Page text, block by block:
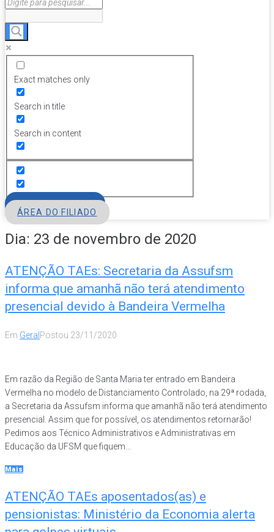
Exact matches only
Search in title
Search in content
ÁREA DO FILIADO
Dia: 23 de novembro de 2020
ATENÇÃO TAEs: Secretaria da Assufsm
informa que amanhã não terá atendimento
presencial devido à Bandeira Vermelha
Em Geral Postou 23/11/2020
Em razão da Região de Santa Maria ter entrado em Bandeira
Vermelha no modelo de Distanciamento Controlado, na 29ª rodada,
a Secretaria da Assufsm informa que amanhã não terá atendimento
presencial. Assim que for possível, os atendimentos retornarão!
Pedimos aos Técnico Administrativos e Administrativas em
Educação da UFSM que fiquem...
Mais
ATENÇÃO TAEs aposentados(as) e
pensionistas: Ministério da Economia alerta